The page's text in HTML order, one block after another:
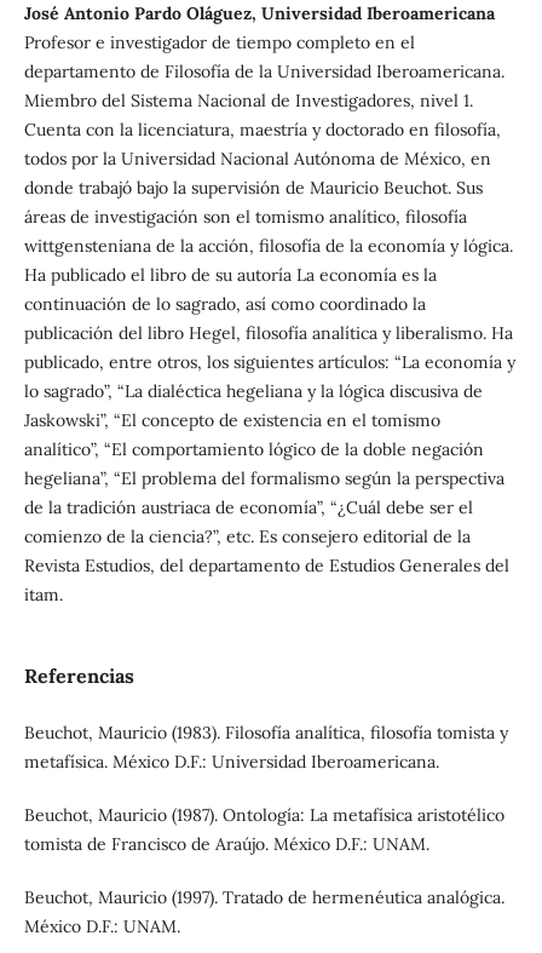
José Antonio Pardo Oláguez, Universidad Iberoamericana
Profesor e investigador de tiempo completo en el
departamento de Filosofía de la Universidad Iberoamericana.
Miembro del Sistema Nacional de Investigadores, nivel 1.
Cuenta con la licenciatura, maestría y doctorado en filosofía,
todos por la Universidad Nacional Autónoma de México, en
donde trabajó bajo la supervisión de Mauricio Beuchot. Sus
áreas de investigación son el tomismo analítico, filosofía
wittgensteniana de la acción, filosofía de la economía y lógica.
Ha publicado el libro de su autoría La economía es la
continuación de lo sagrado, así como coordinado la
publicación del libro Hegel, filosofía analítica y liberalismo. Ha
publicado, entre otros, los siguientes artículos: “La economía y
lo sagrado”, “La dialéctica hegeliana y la lógica discusiva de
Jaskowski”, “El concepto de existencia en el tomismo
analítico”, “El comportamiento lógico de la doble negación
hegeliana”, “El problema del formalismo según la perspectiva
de la tradición austriaca de economía”, “¿Cuál debe ser el
comienzo de la ciencia?”, etc. Es consejero editorial de la
Revista Estudios, del departamento de Estudios Generales del
itam.
Referencias
Beuchot, Mauricio (1983). Filosofía analítica, filosofía tomista y
metafísica. México D.F.: Universidad Iberoamericana.
Beuchot, Mauricio (1987). Ontología: La metafísica aristotélico
tomista de Francisco de Araújo. México D.F.: UNAM.
Beuchot, Mauricio (1997). Tratado de hermenéutica analógica.
México D.F.: UNAM.